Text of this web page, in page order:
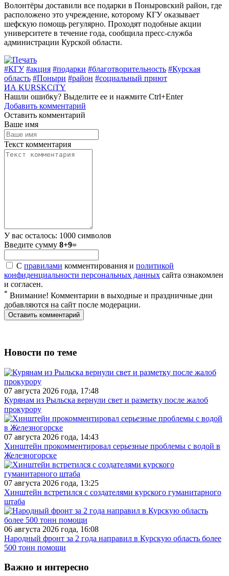
Волонтёры доставили все подарки в Поныровский район, где
расположено это учреждение, которому КГУ оказывает
шефскую помощь регулярно. Проходят подобные акции
университете в течение года, сообщила пресс-служба
администрации Курской области.
#КГУ #акция #подарки #благотворительность #Курская
область #Поныри #район #социальный приют
ИА KURSKCiTY
Нашли ошибку? Выделите ее и нажмите Ctrl+Enter
Добавить комментарий
Оставить комментарий
Ваше имя
Текст комментария
У вас осталось: 1000 символов
Введите сумму 8+9=
С правилами комментирования и политикой
конфиденциальности персональных данных сайта ознакомлен
и согласен.
* Внимание! Комментарии в выходные и праздничные дни
добавляются на сайт после модерации.
Новости по теме
07 августа 2026 года, 17:48
Курянам из Рыльска вернули свет и разметку после жалоб
прокурору
07 августа 2026 года, 14:43
Хинштейн прокомментировал серьезные проблемы с водой в
Железногорске
07 августа 2026 года, 13:25
Хинштейн встретился с создателями курского гуманитарного
штаба
06 августа 2026 года, 16:08
Народный фронт за 2 года направил в Курскую область более
500 тонн помощи
Важно и интересно